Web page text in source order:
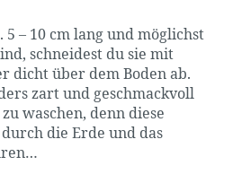
5 – 10 cm lang und möglichst
schneidest du sie mit
dicht über dem Boden ab.
zart und geschmackvoll
waschen, denn diese
die Erde und das